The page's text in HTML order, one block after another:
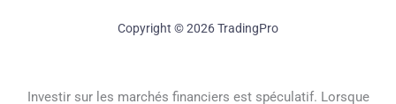
Copyright © 2026 TradingPro
Investir sur les marchés financiers est spéculatif. Lorsque